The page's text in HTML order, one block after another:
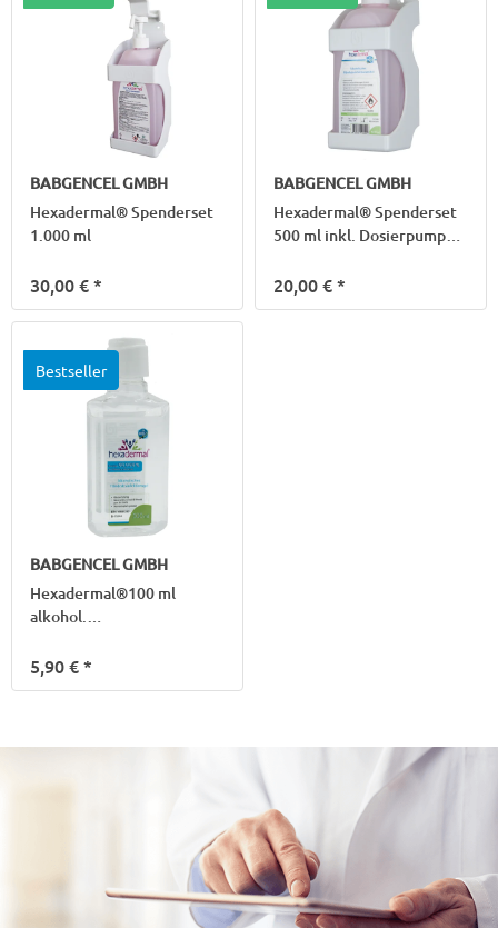
BABGENCEL GMBH
Hexadermal® Spenderset
1.000 ml
30,00 €*
BABGENCEL GMBH
Hexadermal® Spenderset
500 ml inkl. Dosierpumpe
20,00 €*
Bestseller
BABGENCEL GMBH
Hexadermal®100 ml
alkohol.
5,90 €*